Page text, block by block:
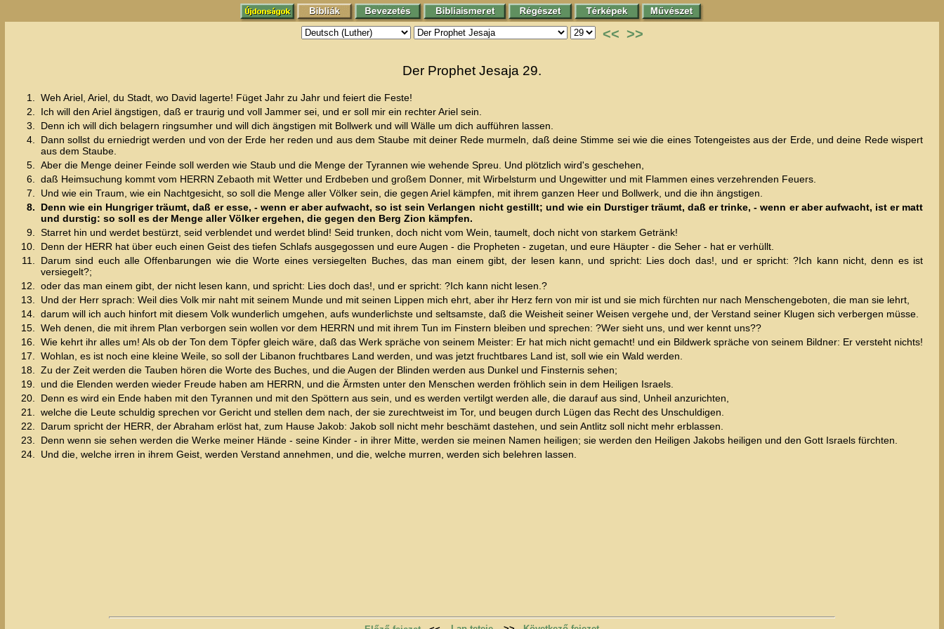
<< >>
Der Prophet Jesaja 29.
1.
Weh Ariel, Ariel, du Stadt, wo David lagerte! Füget Jahr zu Jahr und feiert die Feste!
2.
Ich will den Ariel ängstigen, daß er traurig und voll Jammer sei, und er soll mir ein rechter Ariel sein.
3.
Denn ich will dich belagern ringsumher und will dich ängstigen mit Bollwerk und will Wälle um dich aufführen lassen.
4.
Dann sollst du erniedrigt werden und von der Erde her reden und aus dem Staube mit deiner Rede murmeln, daß deine Stimme sei wie die eines Totengeistes aus der Erde, und deine Rede wispert
aus dem Staube.
5.
Aber die Menge deiner Feinde soll werden wie Staub und die Menge der Tyrannen wie wehende Spreu. Und plötzlich wird's geschehen,
6.
daß Heimsuchung kommt vom HERRN Zebaoth mit Wetter und Erdbeben und großem Donner, mit Wirbelsturm und Ungewitter und mit Flammen eines verzehrenden Feuers.
7.
Und wie ein Traum, wie ein Nachtgesicht, so soll die Menge aller Völker sein, die gegen Ariel kämpfen, mit ihrem ganzen Heer und Bollwerk, und die ihn ängstigen.
8.
Denn wie ein Hungriger träumt, daß er esse, - wenn er aber aufwacht, so ist sein Verlangen nicht gestillt; und wie ein Durstiger träumt, daß er trinke, - wenn er aber aufwacht, ist er matt
und durstig: so soll es der Menge aller Völker ergehen, die gegen den Berg Zion kämpfen.
9.
Starret hin und werdet bestürzt, seid verblendet und werdet blind! Seid trunken, doch nicht vom Wein, taumelt, doch nicht von starkem Getränk!
10.
Denn der HERR hat über euch einen Geist des tiefen Schlafs ausgegossen und eure Augen - die Propheten - zugetan, und eure Häupter - die Seher - hat er verhüllt.
11.
Darum sind euch alle Offenbarungen wie die Worte eines versiegelten Buches, das man einem gibt, der lesen kann, und spricht: Lies doch das!, und er spricht: ?Ich kann nicht, denn es ist
versiegelt?;
12.
oder das man einem gibt, der nicht lesen kann, und spricht: Lies doch das!, und er spricht: ?Ich kann nicht lesen.?
13.
Und der Herr sprach: Weil dies Volk mir naht mit seinem Munde und mit seinen Lippen mich ehrt, aber ihr Herz fern von mir ist und sie mich fürchten nur nach Menschengeboten, die man sie lehrt,
14.
darum will ich auch hinfort mit diesem Volk wunderlich umgehen, aufs wunderlichste und seltsamste, daß die Weisheit seiner Weisen vergehe und, der Verstand seiner Klugen sich verbergen müsse.
15.
Weh denen, die mit ihrem Plan verborgen sein wollen vor dem HERRN und mit ihrem Tun im Finstern bleiben und sprechen: ?Wer sieht uns, und wer kennt uns??
16.
Wie kehrt ihr alles um! Als ob der Ton dem Töpfer gleich wäre, daß das Werk spräche von seinem Meister: Er hat mich nicht gemacht! und ein Bildwerk spräche von seinem Bildner: Er versteht nichts!
17.
Wohlan, es ist noch eine kleine Weile, so soll der Libanon fruchtbares Land werden, und was jetzt fruchtbares Land ist, soll wie ein Wald werden.
18.
Zu der Zeit werden die Tauben hören die Worte des Buches, und die Augen der Blinden werden aus Dunkel und Finsternis sehen;
19.
und die Elenden werden wieder Freude haben am HERRN, und die Ärmsten unter den Menschen werden fröhlich sein in dem Heiligen Israels.
20.
Denn es wird ein Ende haben mit den Tyrannen und mit den Spöttern aus sein, und es werden vertilgt werden alle, die darauf aus sind, Unheil anzurichten,
21.
welche die Leute schuldig sprechen vor Gericht und stellen dem nach, der sie zurechtweist im Tor, und beugen durch Lügen das Recht des Unschuldigen.
22.
Darum spricht der HERR, der Abraham erlöst hat, zum Hause Jakob: Jakob soll nicht mehr beschämt dastehen, und sein Antlitz soll nicht mehr erblassen.
23.
Denn wenn sie sehen werden die Werke meiner Hände - seine Kinder - in ihrer Mitte, werden sie meinen Namen heiligen; sie werden den Heiligen Jakobs heiligen und den Gott Israels fürchten.
24.
Und die, welche irren in ihrem Geist, werden Verstand annehmen, und die, welche murren, werden sich belehren lassen.